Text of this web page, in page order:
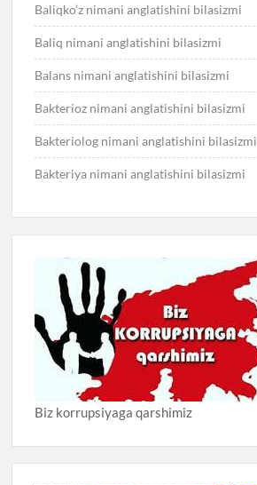
Baliqko’z nimani anglatishini bilasizmi
Baliq nimani anglatishini bilasizmi
Balans nimani anglatishini bilasizmi
Bakterioz nimani anglatishini bilasizmi
Bakteriolog nimani anglatishini bilasizmi
Bakteriya nimani anglatishini bilasizmi
Biz korrupsiyaga qarshimiz